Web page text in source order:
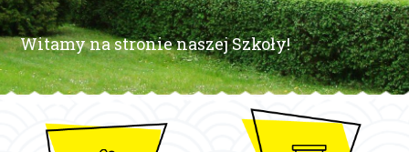
Witamy na stronie naszej Szkoły!